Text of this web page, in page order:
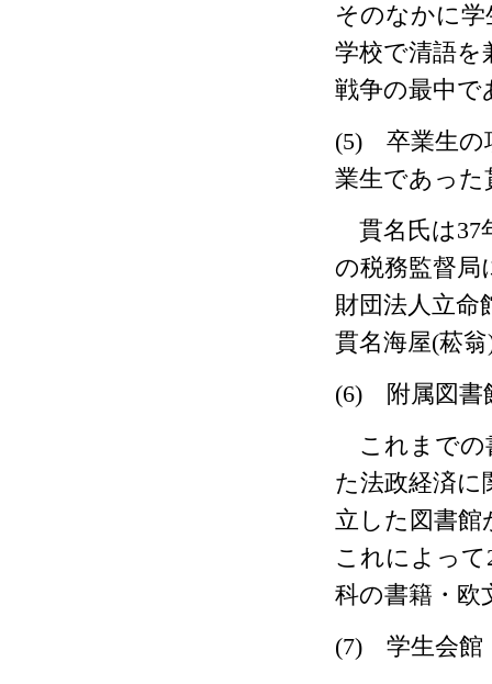
そのなかに
学校で清語を
戦争の最中で
(5) 卒業生の
業生であった
貫名氏は37
の税務監督局
財団法人立命
貫名海屋(菘翁
(6) 附属図書
これまでの
た法政経済に
立した図書館
これによって
科の書籍・欧
(7) 学生会館